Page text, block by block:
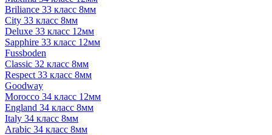
Briliance 33 класс 8мм
City 33 класс 8мм
Deluxe 33 класс 12мм
Sapphire 33 класс 12мм
Fussboden
Classic 32 класс 8мм
Respect 33 класс 8мм
Goodway
Morocco 34 класс 12мм
England 34 класс 8мм
Italy 34 класс 8мм
Arabic 34 класс 8мм